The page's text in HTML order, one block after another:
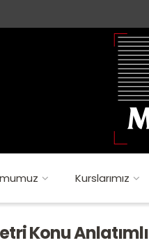
Kurslarımız
Konu Anlatımlı